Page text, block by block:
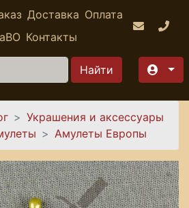
содержанию
Доставка Оплата
Контакты
Украшения и аксессуары
Амулеты Европы